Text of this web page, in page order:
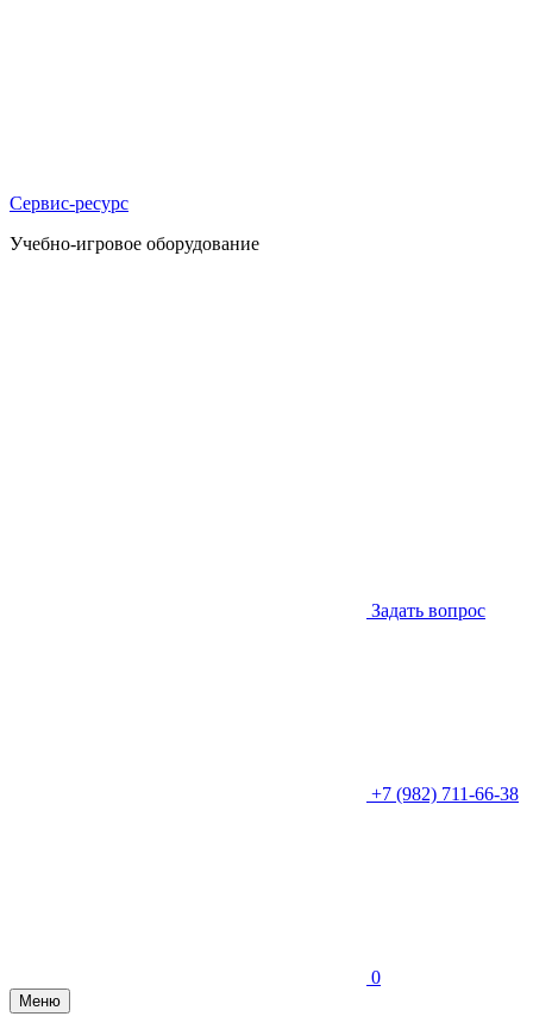
Сервис-ресурс
Учебно-игровое оборудование
Задать вопрос
+7 (982) 711-66-38
0
Меню